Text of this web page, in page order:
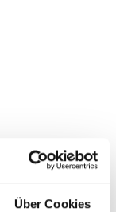
Über Cookies